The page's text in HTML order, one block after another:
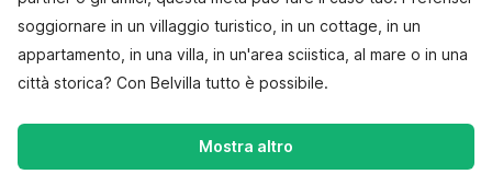
soggiornare in un villaggio turistico, in un cottage, in un
appartamento, in una villa, in un'area sciistica, al mare o in una
città storica? Con Belvilla tutto è possibile.
Mostra altro